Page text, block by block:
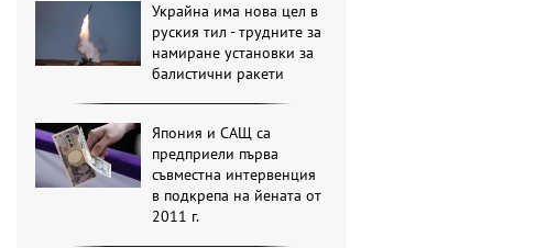
Украйна има нова цел в
руския тил - трудните за
намиране установки за
балистични ракети
Япония и САЩ са
предприели първа
съвместна интервенция
в подкрепа на йената от
2011 г.